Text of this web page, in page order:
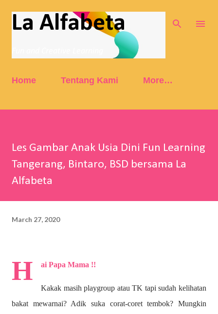
Skip to main content
La Alfabeta
Home Tentang Kami More…
Les Gambar Anak Usia Dini Fun Learning
Tangerang, Bintaro, BSD bersama La
Alfabeta
March 27, 2020
H ai Papa Mama !!
Kakak masih playgroup atau TK tapi sudah kelihatan
bakat mewarnai? Adik suka corat-coret tembok? Mungkin